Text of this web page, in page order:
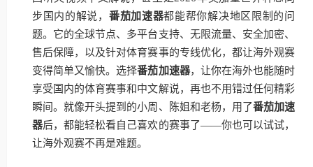
步国内的解说， 番茄加速器都能帮你解决地区限制的问
题。它的全球节点、多平台支持、无限流量、安全加密、
售后保障，以及针对体育赛事的专线优化，都让海外观赛
变得简单又愉快。选择番茄加速器，让你在海外也能随时
享受国内的体育赛事和中文解说，再也不用错过任何精彩
瞬间。就像开头提到的小周、陈姐和老杨，用了番茄加速
器后，都能轻松看自己喜欢的赛事了——你也可以试试，
让海外观赛不再是难题。